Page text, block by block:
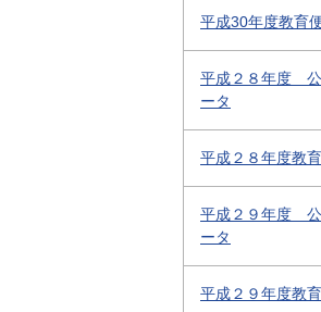
平成30年度教育
平成２８年度
ータ
平成２８年度教
平成２９年度
ータ
平成２９年度教